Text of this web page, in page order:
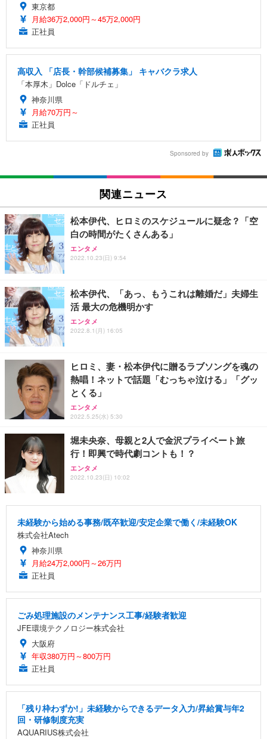
東京都
月給36万2,000円～45万2,000円
正社員
高収入 「店長・幹部候補募集」 キャバクラ求人
「本厚木」Dolce「ドルチェ」
神奈川県
月給70万円～
正社員
Sponsored by
関連ニュース
松本伊代、ヒロミのスケジュールに疑念？「空
白の時間がたくさんある」
エンタメ
2022.10.23(日) 9:54
松本伊代、「あっ、もうこれは離婚だ」夫婦生
活 最大の危機明かす
エンタメ
2022.8.1(月) 16:05
ヒロミ、妻・松本伊代に贈るラブソングを魂の
熱唱！ネットで話題「むっちゃ泣ける」「グッ
とくる」
エンタメ
2022.5.25(水) 5:30
堀未央奈、母親と2人で金沢プライベート旅
行！即興で時代劇コントも！？
エンタメ
2022.10.23(日) 10:02
未経験から始める事務/既卒歓迎/安定企業で働く/未経験OK
株式会社Atech
神奈川県
月給24万2,000円～26万円
正社員
ごみ処理施設のメンテナンス工事/経験者歓迎
JFE環境テクノロジー株式会社
大阪府
年収380万円～800万円
正社員
「残り枠わずか!」未経験からできるデータ入力/昇給賞与年2
回・研修制度充実
AQUARIUS株式会社